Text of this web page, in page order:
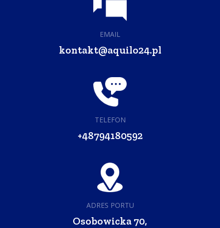
EMAIL
kontakt@aquilo24.pl
TELEFON
+48794180592
ADRES PORTU
Osobowicka 70,